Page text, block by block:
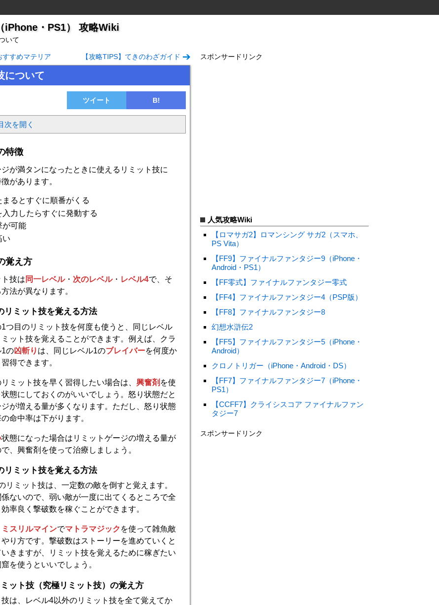
iPhone・PS1） 攻略Wiki
いて
すすめマテリア 【攻略TIPS】てきのわざガイド
について
ツイート B!
次を開く
特徴
ジが満タンになったときに使えるリミット技に
があります。
るとすぐに順番がくる
入力したらすぐに発動する
が可能
い
覚え方
技は 同一レベル・ 次のレベル・ レベル4で、そ
法が異なります。
リミット技を覚える方法
つ目のリミット技を何度も使うと、同じレベル
ット技を覚えることができます。例えば、クラ
1の凶斬り は、同じレベル1のブレイバーを何度か
得できます。
ミット技を早く習得したい場合は、興奮剤 を使
状態にしておくのがいいでしょう。怒り状態だと
ジが増える量が多くなります。ただし、怒り状態
命中率は下がります。
状態になった場合はリミットゲージの増える量が
、興奮剤を使って治療しましょう。
リミット技を覚える方法
リミット技は、一定数の敵を倒すと覚えます。
ないので、弱い敵が一度に出てくるところで全
率良く撃破数を稼ぐことができます。
ミスリルマインでマトラマジック を使って雑魚敵
り方です。撃破数はストーリーを進めていくと
きますが、リミット技を覚えるために稼ぎたい
を使うといいでしょう。
ット技（究極リミット技）の覚え方
は、レベル4以外のリミット技を全て覚えてか
スポンサードリンク
人気攻略Wiki
【ロマサガ2】ロマンシング サガ2（スマホ、
PS Vita）
【FF9】ファイナルファンタジー9（iPhone・
Android・PS1）
【FF零式】ファイナルファンタジー零式
【FF4】ファイナルファンタジー4（PSP版）
【FF8】ファイナルファンタジー8
幻想水滸伝2
【FF5】ファイナルファンタジー5（iPhone・
Android）
クロノトリガー（iPhone・Android・DS）
【FF7】ファイナルファンタジー7（iPhone・
PS1）
【CCFF7】クライシスコア ファイナルファン
タジー7
スポンサードリンク